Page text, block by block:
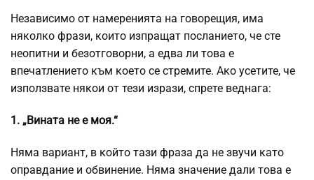
Независимо от намеренията на говорещия, има
няколко фрази, които изпращат посланието, че сте
неопитни и безотговорни, а едва ли това е
впечатлението към което се стремите. Ако усетите, че
използвате някои от тези изрази, спрете веднага:
1. „Вината не е моя.“
Няма вариант, в който тази фраза да не звучи като
оправдание и обвинение. Няма значение дали това е